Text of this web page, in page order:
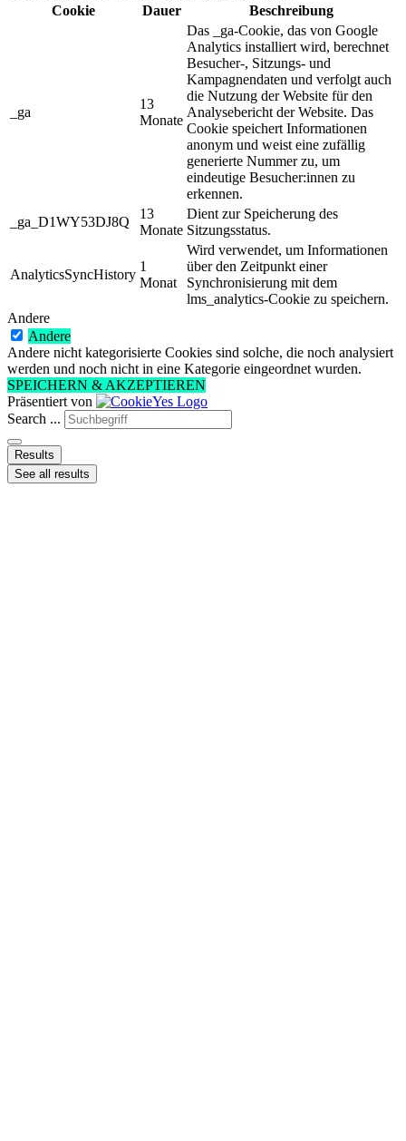
Cookie
Dauer Beschreibung
_ga
13
Monate
Das _ga-Cookie, das von Google
Analytics installiert wird, berechnet
Besucher-, Sitzungs- und
Kampagnendaten und verfolgt auch
die Nutzung der Website für den
Analysebericht der Website. Das
Cookie speichert Informationen
anonym und weist eine zufällig
generierte Nummer zu, um
eindeutige Besucher:innen zu
erkennen.
_ga_D1WY53DJ8Q
13
Monate
Dient zur Speicherung des
Sitzungsstatus.
AnalyticsSyncHistory
1
Monat
Wird verwendet, um Informationen
über den Zeitpunkt einer
Synchronisierung mit dem
lms_analytics-Cookie zu speichern.
Andere
Andere
Andere nicht kategorisierte Cookies sind solche, die noch analysiert
werden und noch nicht in eine Kategorie eingeordnet wurden.
SPEICHERN & AKZEPTIEREN
Präsentiert von
Search ...
Results
See all results